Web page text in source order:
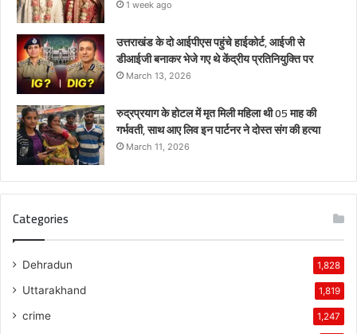
1 week ago
उत्तराखंड के दो आईपीएस पहुंचे हाईकोर्ट, आईजी से
डीआईजी बनाकर भेजे गए थे केंद्रीय प्रतिनियुक्ति पर
March 13, 2026
रुद्रप्रयाग के होटल में मृत मिली महिला थी 05 माह की
गर्भवती, साथ आए लिव इन पार्टनर ने दोस्त संग की हत्या
March 11, 2026
Categories
Dehradun 1,828
Uttarakhand 1,819
crime 1,247